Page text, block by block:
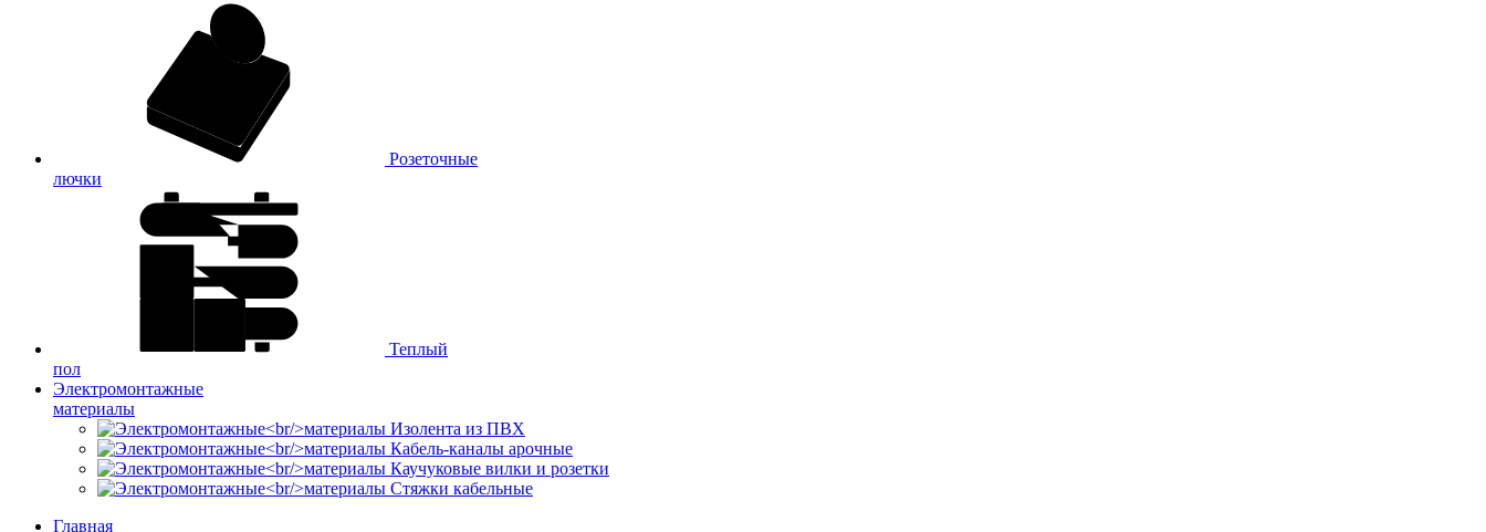
Розеточные
лючки
Теплый
пол
Электромонтажные
материалы
Изолента из ПВХ
Кабель-каналы арочные
Каучуковые вилки и розетки
Стяжки кабельные
Главная